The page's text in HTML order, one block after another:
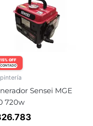
15% OFF
CONTADO
Sensei MGE
720w